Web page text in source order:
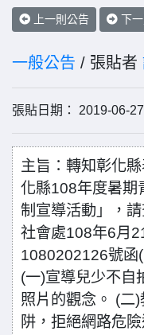
上一則公告 下
一般公告 / 張貼者
張貼日期： 2019-06-
主旨：轉知彰化
化縣108年度暑期
制宣導活動」，
社會處108年6月
1080202126號函
(一)宣導兒少不自
照片的觀念。 (二
阱，拒絕網路危